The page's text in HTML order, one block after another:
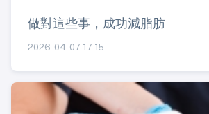
做對這些事，成功減脂肪
2026-04-07 17:15